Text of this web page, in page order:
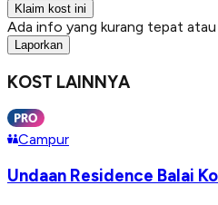
Klaim kost ini
Ada info yang kurang tepat
Laporkan
KOST LAINNYA
Campur
Undaan Residence Balai